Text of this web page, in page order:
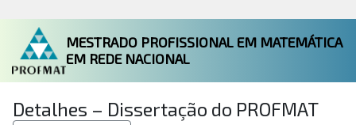
MESTRADO PROFISSIONAL EM MATEMÁTICA
EM REDE NACIONAL
Detalhes – Dissertação do PROFMAT